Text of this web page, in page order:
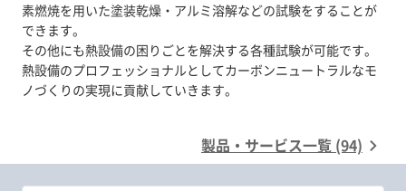
素燃焼を用いた塗装乾燥・アルミ溶解などの試験をすることが
できます。
その他にも熱設備の困りごとを解決する各種試験が可能です。
熱設備のプロフェッショナルとしてカーボンニュートラルなモ
ノづくりの実現に貢献していきます。
製品・サービス一覧 (94)